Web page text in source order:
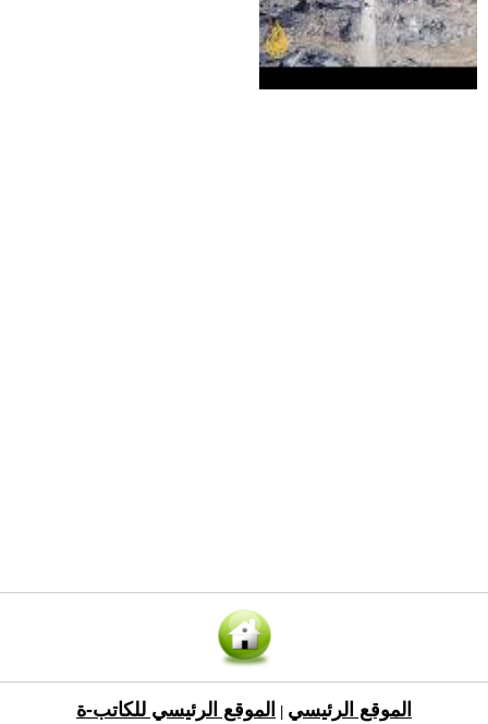
الموقع الرئيسي الموقع الرئيسي للكاتب-ة